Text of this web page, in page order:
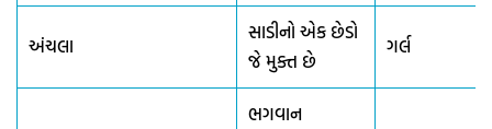
અંચલા
સાડીનો એક છેડો
જે મુક્ત છે
ગર્લ
ભગવાન